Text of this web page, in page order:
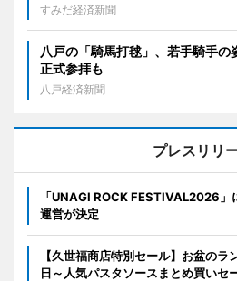
すみだ経済新聞
八戸の「騎馬打毬」、若手騎手
正式参拝も
八戸経済新聞
プレスリリ
「UNAGI ROCK FESTIVAL2026」
運営が決定
【久世福商店特別セール】お盆の
日～人気パスタソースまとめ買いセ